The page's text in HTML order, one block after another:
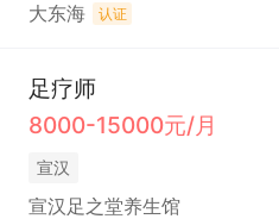
大东海 认证
足疗师
8000-15000元/月
宣汉
宣汉足之堂养生馆